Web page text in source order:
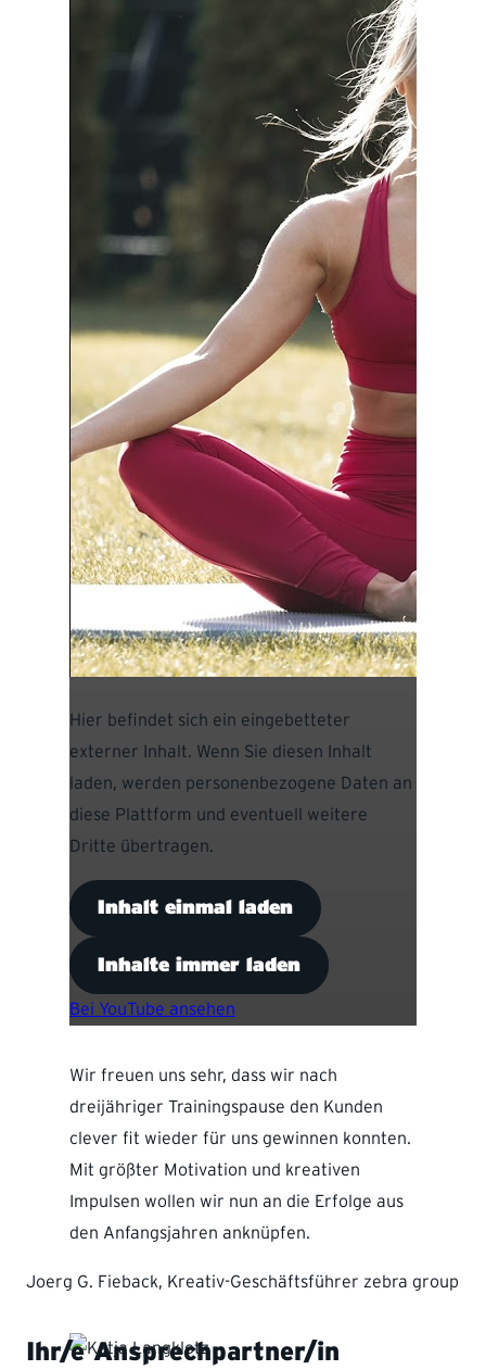
Hier befindet sich ein eingebetteter
externer Inhalt. Wenn Sie diesen Inhalt
laden, werden personenbezogene Daten an
diese Plattform und eventuell weitere
Dritte übertragen.
Inhalt einmal laden
Inhalte immer laden
Bei YouTube ansehen
Wir freuen uns sehr, dass wir nach
dreijähriger Trainingspause den Kunden
clever fit wieder für uns gewinnen konnten.
Mit größter Motivation und kreativen
Impulsen wollen wir nun an die Erfolge aus
den Anfangsjahren anknüpfen.
Joerg G. Fieback, Kreativ-Geschäftsführer zebra group
Ihr/e Ansprechpartner/in